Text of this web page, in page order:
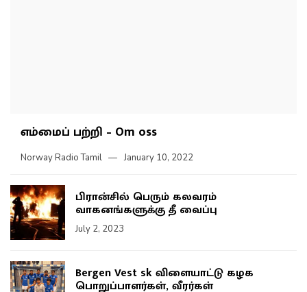
எம்மைப் பற்றி – Om oss
Norway Radio Tamil January 10, 2022
பிரான்சில் பெரும் கலவரம்
வாகனங்களுக்கு தீ வைப்பு
July 2, 2023
Bergen Vest sk விளையாட்டு கழக
பொறுப்பாளர்கள், வீரர்கள்